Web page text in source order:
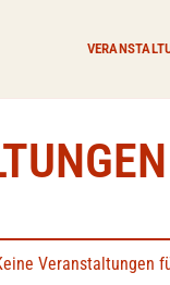
Veranstaltungen